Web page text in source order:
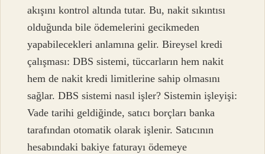
akışını kontrol altında tutar. Bu, nakit sıkıntısı
olduğunda bile ödemelerini gecikmeden
yapabilecekleri anlamına gelir. Bireysel kredi
çalışması: DBS sistemi, tüccarların hem nakit
hem de nakit kredi limitlerine sahip olmasını
sağlar. DBS sistemi nasıl işler? Sistemin işleyişi:
Vade tarihi geldiğinde, satıcı borçları banka
tarafından otomatik olarak işlenir. Satıcının
hesabındaki bakiye faturayı ödemeye